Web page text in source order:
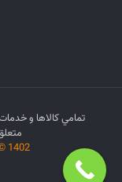
تمامي كالاها و
1402 © طراحی شده توسط تیم طراح سایت